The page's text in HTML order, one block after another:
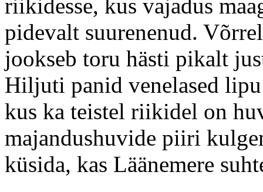
riikidesse, kus vajadus
pidevalt suurenenud.
jookseb toru hästi pikalt
Hiljuti panid venelased
kus ka teistel riikidel on
majandushuvide piiri
küsida, kas Läänemere